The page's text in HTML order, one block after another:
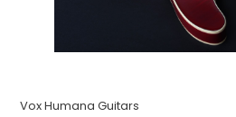
Vox Humana Guitars